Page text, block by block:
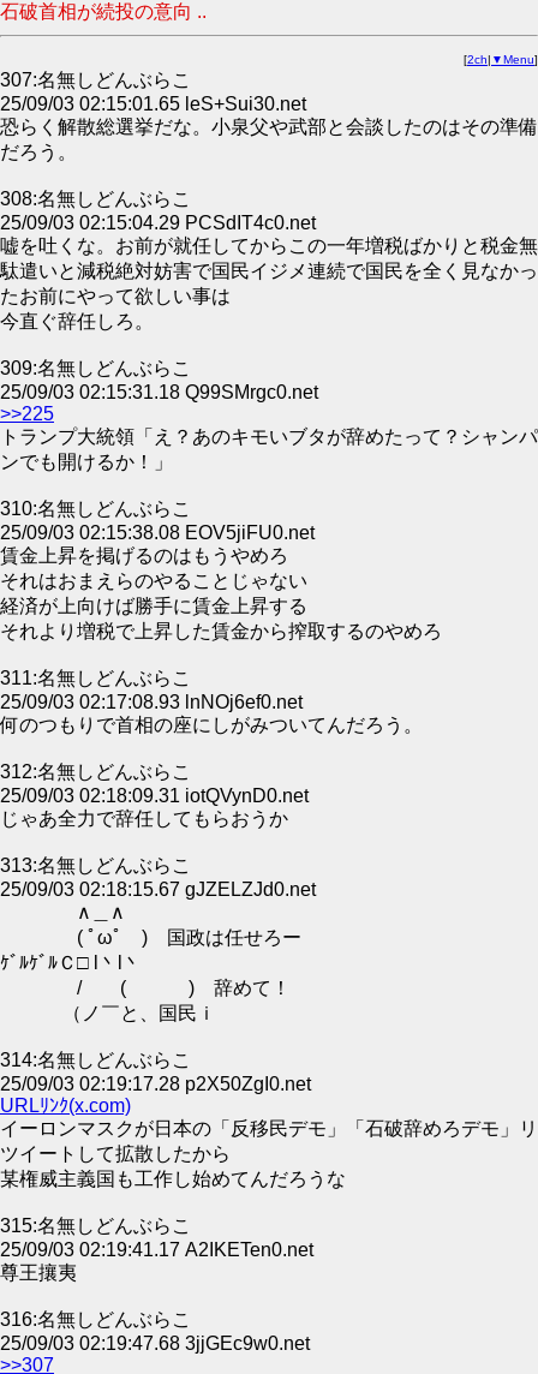
石破首相が続投の意向 ..
[2ch| ▼Menu]
307:名無しどんぶらこ
25/09/03 02:15:01.65 leS+Sui30.net
恐らく解散総選挙だな。小泉父や武部と会談したのはその準備
だろう。
308:名無しどんぶらこ
25/09/03 02:15:04.29 PCSdIT4c0.net
嘘を吐くな。お前が就任してからこの一年増税ばかりと税金無
駄遣いと減税絶対妨害で国民イジメ連続で国民を全く見なかっ
たお前にやって欲しい事は
今直ぐ辞任しろ。
309:名無しどんぶらこ
25/09/03 02:15:31.18 Q99SMrgc0.net
>>225
トランプ大統領「え？あのキモいブタが辞めたって？シャンパ
ンでも開けるか！」
310:名無しどんぶらこ
25/09/03 02:15:38.08 EOV5jiFU0.net
賃金上昇を掲げるのはもうやめろ
それはおまえらのやることじゃない
経済が上向けば勝手に賃金上昇する
それより増税で上昇した賃金から搾取するのやめろ
311:名無しどんぶらこ
25/09/03 02:17:08.93 lnNOj6ef0.net
何のつもりで首相の座にしがみついてんだろう。
312:名無しどんぶらこ
25/09/03 02:18:09.31 iotQVynD0.net
じゃあ全力で辞任してもらおうか
313:名無しどんぶらこ
25/09/03 02:18:15.67 gJZELZJd0.net
∧＿∧
( ﾟωﾟ ) 国政は任せろー
ｹﾞﾙｹﾞﾙＣ□ l丶l丶
/ ( ) 辞めて！
（ノ￣と、国民ｉ
314:名無しどんぶらこ
25/09/03 02:19:17.28 p2X50ZgI0.net
URLﾘﾝｸ(x.com)
イーロンマスクが日本の「反移民デモ」「石破辞めろデモ」リ
ツイートして拡散したから
某権威主義国も工作し始めてんだろうな
315:名無しどんぶらこ
25/09/03 02:19:41.17 A2IKETen0.net
尊王攘夷
316:名無しどんぶらこ
25/09/03 02:19:47.68 3jjGEc9w0.net
>>307